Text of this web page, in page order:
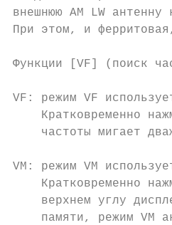
внешнюю AM LW
При этом, и
Функции [VF] (поиск
VF: режим VF
Кратковременно
частоты мигает
VM: режим VM
Кратковременно
верхнем углу
памяти, режим VM